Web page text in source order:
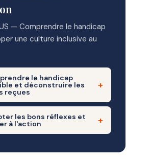
— Comprendre le handicap
une culture inclusive au
le handicap
et déconstruire les
reçues
(3h30)
de confiance et posture
les bons réflexes et
à l'action